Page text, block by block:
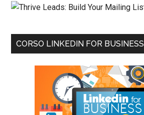
CORSO LINKEDIN FOR BUSINESS